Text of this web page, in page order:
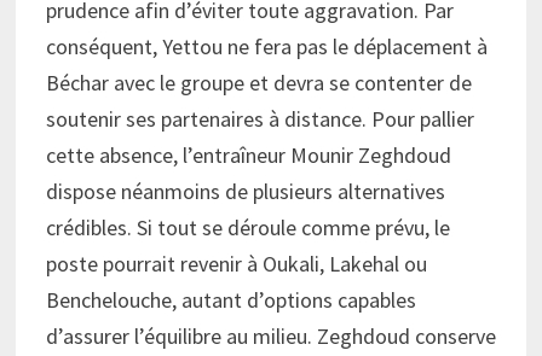
prudence afin d’éviter toute aggravation. Par
conséquent, Yettou ne fera pas le déplacement à
Béchar avec le groupe et devra se contenter de
soutenir ses partenaires à distance. Pour pallier
cette absence, l’entraîneur Mounir Zeghdoud
dispose néanmoins de plusieurs alternatives
crédibles. Si tout se déroule comme prévu, le
poste pourrait revenir à Oukali, Lakehal ou
Benchelouche, autant d’options capables
d’assurer l’équilibre au milieu. Zeghdoud conserve